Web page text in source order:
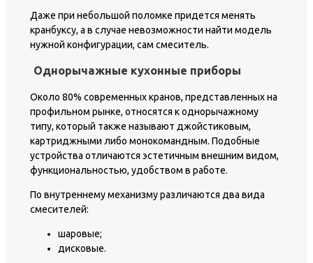
Даже при небольшой поломке придется менять
кранбуксу, а в случае невозможности найти модель
нужной конфигурации, сам смеситель.
Однорычажные кухонные приборы
Около 80% современных кранов, представленных на
профильном рынке, относятся к однорычажному
типу, который также называют джойстиковым,
картриджными либо монокомандным. Подобные
устройства отличаются эстетичным внешним видом,
функциональностью, удобством в работе.
По внутреннему механизму различаются два вида
смесителей:
шаровые;
дисковые.